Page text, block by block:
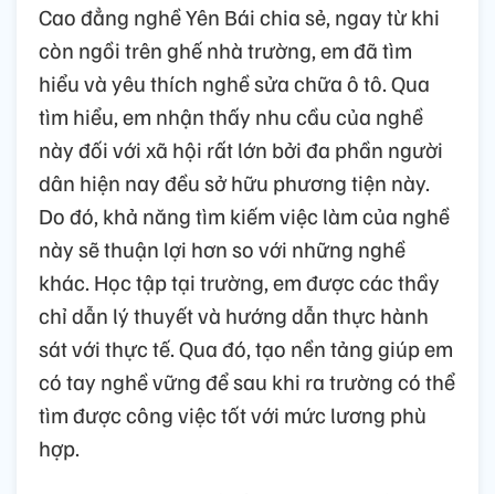
Cao đẳng nghề Yên Bái chia sẻ, ngay từ khi
còn ngồi trên ghế nhà trường, em đã tìm
hiểu và yêu thích nghề sửa chữa ô tô. Qua
tìm hiểu, em nhận thấy nhu cầu của nghề
này đối với xã hội rất lớn bởi đa phần người
dân hiện nay đều sở hữu phương tiện này.
Do đó, khả năng tìm kiếm việc làm của nghề
này sẽ thuận lợi hơn so với những nghề
khác. Học tập tại trường, em được các thầy
chỉ dẫn lý thuyết và hướng dẫn thực hành
sát với thực tế. Qua đó, tạo nền tảng giúp em
có tay nghề vững để sau khi ra trường có thể
tìm được công việc tốt với mức lương phù
hợp.